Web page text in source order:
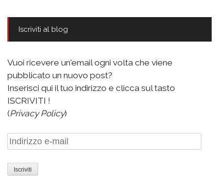
Iscriviti al blog
Vuoi ricevere un'email ogni volta che viene
pubblicato un nuovo post?
Inserisci qui il tuo indirizzo e clicca sul tasto
ISCRIVITI !
(Privacy Policy)
Indirizzo
e-
mail